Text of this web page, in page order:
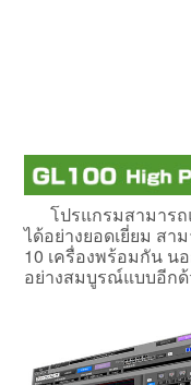
โปรแกรมสามารถ
ได้อย่างยอดเยี่ยม สา
10 เครื่องพร้อมกัน น
อย่างสมบูรณ์แบบอีกด้